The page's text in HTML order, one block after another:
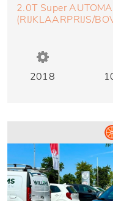
2.0T Super
(RIJKLAARPRIJS/
2018